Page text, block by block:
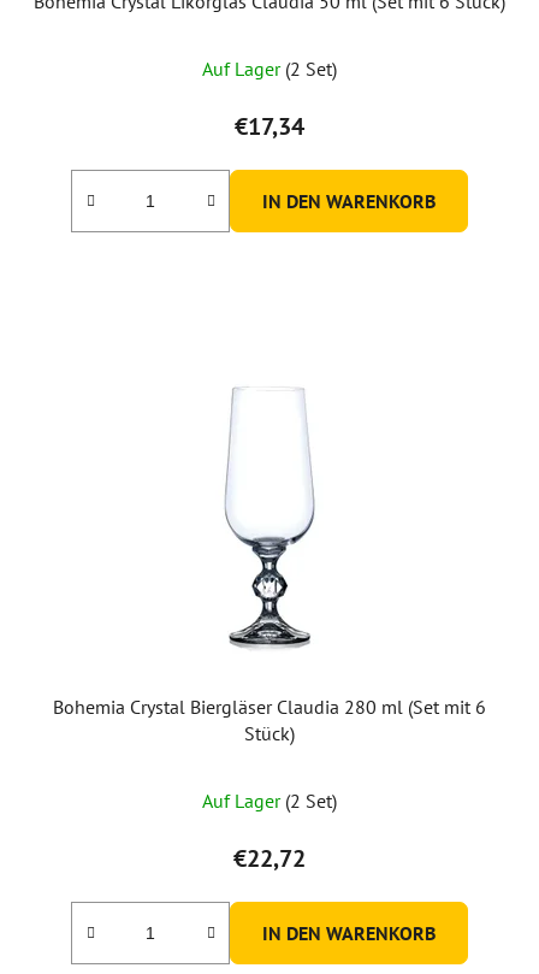
Auf Lager (2 Set)
€17,34
IN DEN WARENKORB
Bohemia Crystal Biergläser Claudia 280 ml (Set mit 6
Stück)
Auf Lager (2 Set)
€22,72
IN DEN WARENKORB